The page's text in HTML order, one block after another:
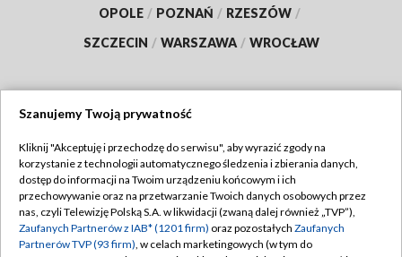
OPOLE / POZNAŃ / RZESZÓW /
SZCZECIN / WARSZAWA / WROCŁAW
TVP
Abonament TVP
Emisja w TVP
Regulamin TVP
Polityka prywatności
Szanujemy Twoją prywatność
Kliknij "Akceptuję i przechodzę do serwisu", aby wyrazić zgody na
korzystanie z technologii automatycznego śledzenia i zbierania danych,
dostęp do informacji na Twoim urządzeniu końcowym i ich
przechowywanie oraz na przetwarzanie Twoich danych osobowych przez
nas, czyli Telewizję Polską S.A. w likwidacji (zwaną dalej również „TVP”),
Zaufanych Partnerów z IAB* (1201 firm) oraz pozostałych Zaufanych
Partnerów TVP (93 firm), w celach marketingowych (w tym do